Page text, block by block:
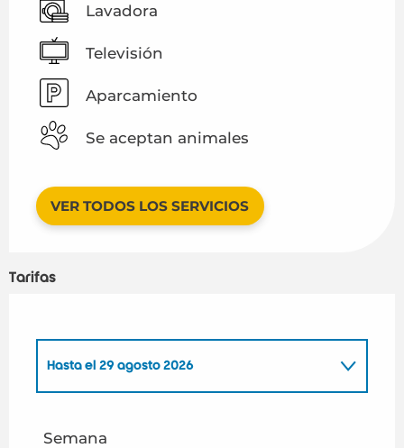
Lavadora
Televisión
Aparcamiento
Se aceptan animales
VER TODOS LOS SERVICIOS
Tarifas
Hasta el 29 agosto 2026
Semana